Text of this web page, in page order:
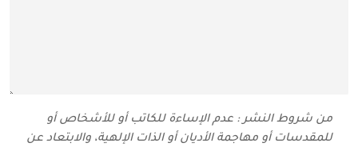
من شروط النشر : عدم الإساءة للكاتب أو للأشخاص أو
للمقدسات أو مهاجمة الأديان أو الذات الإلهية، والابتعاد عن